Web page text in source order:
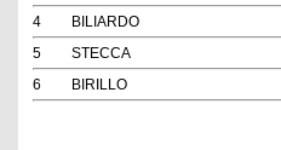
4
BILIARDO
5
STECCA
6
BIRILLO